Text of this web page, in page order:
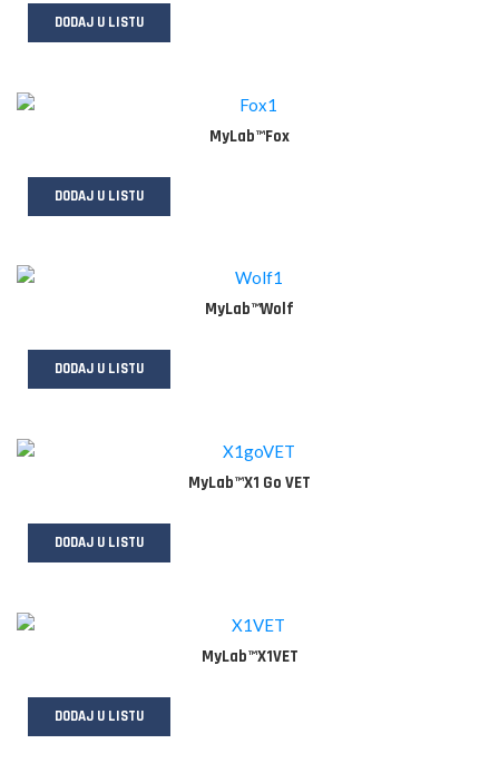
DODAJ U LISTU
MyLab™Fox
DODAJ U LISTU
MyLab™Wolf
DODAJ U LISTU
MyLab™X1 Go VET
DODAJ U LISTU
MyLab™X1VET
DODAJ U LISTU